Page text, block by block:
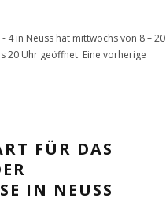
in Neuss hat mittwochs von 8 – 20
20 Uhr geöffnet. Eine vorherige
FÜR DAS
IN NEUSS